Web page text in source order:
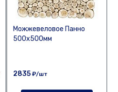
Можжевеловое Панно
500х500мм
2835 ₽/шт